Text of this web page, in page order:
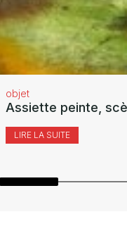
objet
Assiette peinte,
LIRE LA SUITE